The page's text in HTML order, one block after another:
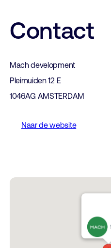
Contact
Mach development
Pleimuiden 12 E
1046AG AMSTERDAM
Naar de website